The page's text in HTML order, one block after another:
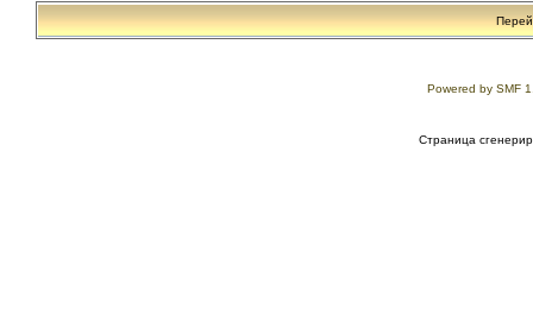
Powered by SMF
Страница